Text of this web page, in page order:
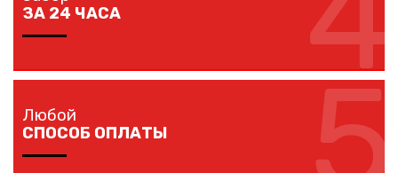
ЗА 24 ЧАСА
протяженностью до 40 метров за один рабочий день.5
Любой
СПОСОБ ОПЛАТЫ